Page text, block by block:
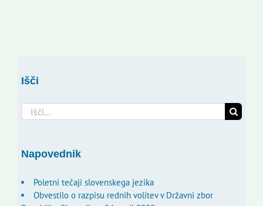
Išči
Search
for:
Napovednik
Poletni tečaji slovenskega jezika
Obvestilo o razpisu rednih volitev v Državni zbor